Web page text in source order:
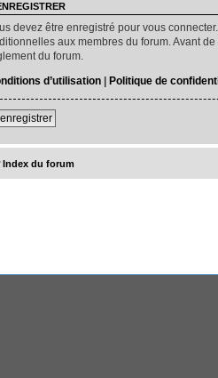
devez être enregistré pour vous
aux membres du forum. Avant
du forum.
d’utilisation | Politique de
Index du forum